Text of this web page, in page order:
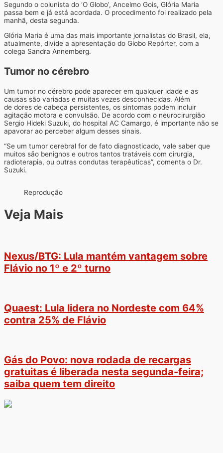
Segundo o colunista do ‘O Globo’, Ancelmo Gois, Glória Maria
passa bem e já está acordada. O procedimento foi realizado pela
manhã, desta segunda.
Glória Maria é uma das mais importante jornalistas do Brasil, ela,
atualmente, divide a apresentação do Globo Repórter, com a
colega Sandra Annemberg.
Tumor no cérebro
Um tumor no cérebro pode aparecer em qualquer idade e as
causas são variadas e muitas vezes desconhecidas. Além
de dores de cabeça persistentes, os sintomas podem incluir
agitação motora e convulsão. De acordo com o neurocirurgião
Sergio Hideki Suzuki, do hospital AC Camargo, é importante não se
apavorar ao perceber algum desses sinais.
“Se um tumor cerebral for de fato diagnosticado, vale saber que
muitos são benignos e outros tantos tratáveis com cirurgia,
radioterapia, ou outras condutas terapêuticas”, comenta o Dr.
Suzuki.
Reprodução
Veja Mais
Nexus/BTG: Lula mantém vantagem sobre
Flávio no 1º e 2º turno
Quaest: Lula lidera no Nordeste com 64%
contra 25% de Flávio
Gás do Povo: nova rodada de recargas
gratuitas é liberada nesta segunda-feira;
saiba quem tem direito